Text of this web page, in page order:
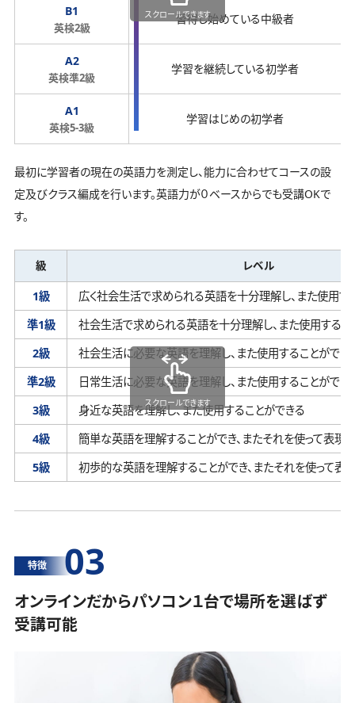
B1
英検2級
習得し始めている中級者
A2
英検準2級
学習を継続している初学者
A1
英検5-3級
学習はじめの初学者
スクロールできます
最初に学習者の現在の英語力を測定し、能力に合わせてコースの設
定及びクラス編成を行います。英語力が０ベースからでも受講OKで
す。
級 レベル
1級 広く社会生活で求められる英語を十分理解し、 また使用す
準1級
社会生活で求められる英語を十分理解し、 また使用するこ
2級
社会生活に必要な英語を理解し、 また使用することができ
準2級
日常生活に必要な英語を理解し、 また使用することができ
3級
身近な英語を理解し、また使用することができる
4級
簡単な英語を理解することができ、 またそれを使って表現
5級
初歩的な英語を理解することができ、 またそれを使って表
スクロールできます
特徴 03
オンラインだからパソコン１台で場所を選ばず
受講可能